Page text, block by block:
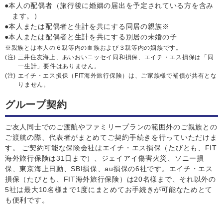
本人の配偶者（旅行後に婚姻の届出を予定されている方を含み
ます。）
本人または配偶者と生計を共にする同居の親族※
本人または配偶者と生計を共にする別居の未婚の子
親族とは本人の６親等内の血族および３親等内の姻族です。
三井住友海上、あいおいニッセイ同和損保、エイチ・エス損保は「同
一生計」要件はありません。
エイチ・エス損保（FIT海外旅行保険）は、ご家族様で補償が共有とな
りません。
グループ契約
ご友人同士でのご渡航やファミリープランの範囲外のご親族との
ご渡航の際、代表者がまとめてご契約手続きを行っていただけま
す。 ご契約可能な保険会社はエイチ・エス損保（たびとも、FIT
海外旅行保険は31日まで）、ジェイアイ傷害火災、ソニー損
保、東京海上日動、SBI損保、au損保の6社です。エイチ・エス
損保（たびとも、FIT海外旅行保険）は20名様まで、それ以外の
5社は最大10名様まで1度にまとめてお手続きが可能なためとて
も便利です。